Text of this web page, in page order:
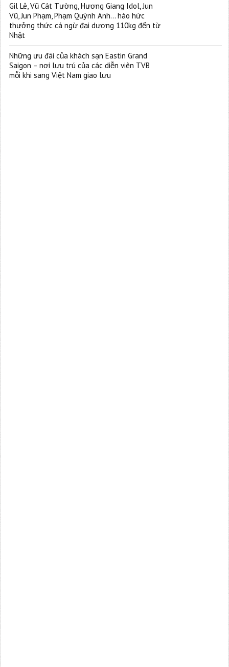
Gil Lê, Vũ Cát Tường, Hương Giang Idol, Jun
Vũ, Jun Phạm, Phạm Quỳnh Anh… háo hức
thưởng thức cá ngừ đại dương 110kg đến từ
Nhật
Những ưu đãi của khách sạn Eastin Grand
Saigon – nơi lưu trú của các diễn viên TVB
mỗi khi sang Việt Nam giao lưu